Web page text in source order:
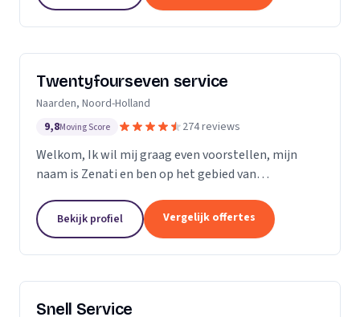
Twentyfourseven service
Naarden, Noord-Holland
9,8Moving Score 274 reviews
Welkom, Ik wil mij graag even voorstellen, mijn
naam is Zenati en ben op het gebied van
meer dan 10 jaar ervaring, en geen probleem is voor
mij te...
Bekijk profiel Vergelijk offertes
Snell Service